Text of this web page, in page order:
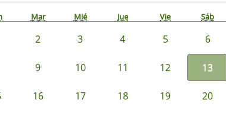
Mar Mié Jue Vie Sáb
2 3 4 5 6
9 10 11 12 13
16 17 18 19 20